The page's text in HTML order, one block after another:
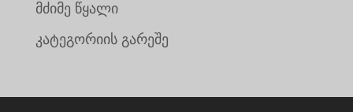
მძიმე წყალი
კატეგორიის გარეშე
简体中文